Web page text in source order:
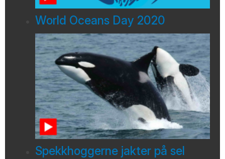
World Oceans Day 2020
Spekkhoggerne jakter på sel